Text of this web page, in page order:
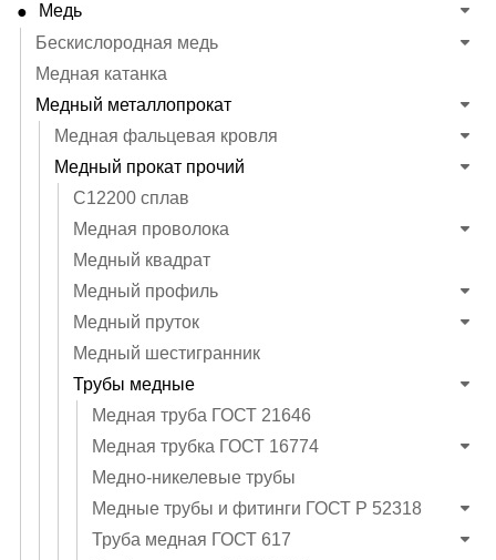
Медь
Бескислородная медь
Медная катанка
Медный металлопрокат
Медная фальцевая кровля
Медный прокат прочий
C12200 сплав
Медная проволока
Медный квадрат
Медный профиль
Медный пруток
Медный шестигранник
Трубы медные
Медная труба ГОСТ 21646
Медная трубка ГОСТ 16774
Медно-никелевые трубы
Медные трубы и фитинги ГОСТ Р 52318
Труба медная ГОСТ 617